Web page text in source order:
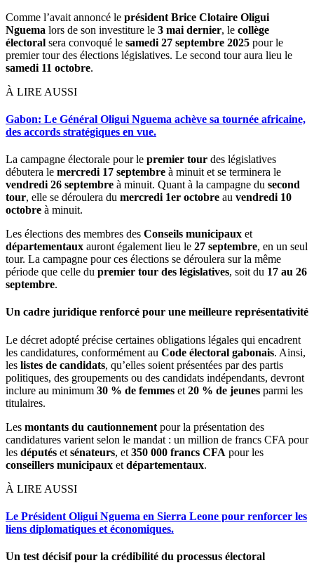
Comme l’avait annoncé le président Brice Clotaire Oligui
Nguema lors de son investiture le 3 mai dernier, le collège
électoral sera convoqué le samedi 27 septembre 2025 pour le
premier tour des élections législatives. Le second tour aura lieu le
samedi 11 octobre.
À LIRE AUSSI
Gabon: Le Général Oligui Nguema achève sa tournée africaine,
des accords stratégiques en vue.
La campagne électorale pour le premier tour des législatives
débutera le mercredi 17 septembre à minuit et se terminera le
vendredi 26 septembre à minuit. Quant à la campagne du second
tour, elle se déroulera du mercredi 1er octobre au vendredi 10
octobre à minuit.
Les élections des membres des Conseils municipaux et
départementaux auront également lieu le 27 septembre, en un seul
tour. La campagne pour ces élections se déroulera sur la même
période que celle du premier tour des législatives, soit du 17 au 26
septembre.
Un cadre juridique renforcé pour une meilleure représentativité
Le décret adopté précise certaines obligations légales qui encadrent
les candidatures, conformément au Code électoral gabonais. Ainsi,
les listes de candidats, qu’elles soient présentées par des partis
politiques, des groupements ou des candidats indépendants, devront
inclure au minimum 30 % de femmes et 20 % de jeunes parmi les
titulaires.
Les montants du cautionnement pour la présentation des
candidatures varient selon le mandat : un million de francs CFA pour
les députés et sénateurs, et 350 000 francs CFA pour les
conseillers municipaux et départementaux.
À LIRE AUSSI
Le Président Oligui Nguema en Sierra Leone pour renforcer les
liens diplomatiques et économiques.
Un test décisif pour la crédibilité du processus électoral